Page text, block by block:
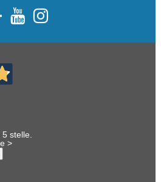
stelle.
>